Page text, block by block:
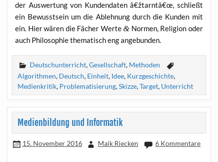
der Aus­wer­tung von Kun­den­da­ten â€žtarntâ€œ, schließt
ein Bewusst­sein um die Ableh­nung durch die Kun­den mit
ein. Hier wären die Fächer Wer­te& Nor­men, Reli­gi­on oder
auch Phi­lo­so­phie the­ma­tisch eng angebunden.
Deutschunterricht,Gesellschaft, Methoden
Algorithmen, Deutsch, Einheit, Idee, Kurzgeschichte,
Medienkritik, Problematisierung,Skizze,Target, Unterricht
Medienbildung und Informatik
15. November 2016 Maik Riecken 6 Kommentare